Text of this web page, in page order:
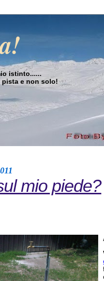
istinto......
pista e non solo!
mio piede?